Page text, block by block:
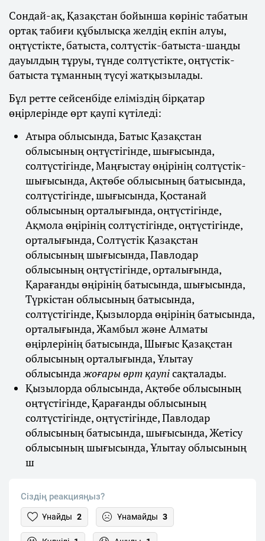
Сондай-ақ, Қазақстан бойынша көрініс табатын
ортақ табиғи құбылысқа желдің екпін алуы,
оңтүстікте, батыста, солтүстік-батыста-шаңды
дауылдың тұруы, түнде солтүстікте, оңтүстік-
батыста тұманның түсуі жатқызылады.
Бұл ретте сейсенбіде еліміздің бірқатар
өңірлерінде өрт қаупі күтіледі:
Атыра облысында, Батыс Қазақстан
облысының оңтүстігінде, шығысында,
солтүстігінде, Маңғыстау өңірінің солтүстік-
шығысында, Ақтөбе облысының батысында,
солтүстігінде, шығысында, Қостанай
облысының орталығында, оңтүстігінде,
Ақмола өңірінің солтүстігінде, оңтүстігінде,
орталығында, Солтүстік Қазақстан
облысының шығысында, Павлодар
облысының оңтүстігінде, орталығында,
Қарағанды өңірінің батысында, шығысында,
Түркістан облысының батысында,
солтүстігінде, Қызылорда өңірінің батысында,
орталығында, Жамбыл және Алматы
өңірлерінің батысында, Шығыс Қазақстан
облысының орталығында, Ұлытау
облысында жоғары өрт қаупісақталады.
Қызылорда облысында, Ақтөбе облысының
оңтүстігінде, Қарағанды облысының
солтүстігінде, оңтүстігінде, Павлодар
облысының батысында, шығысында, Жетісу
облысының шығысында, Ұлытау облысының
ш
Сіздің реакцияңыз?
Ұнайды 2 Ұнамайды 3